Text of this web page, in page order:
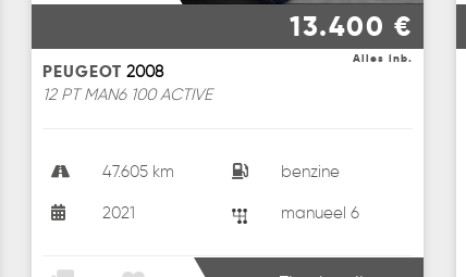
13.400 €
Alles inb.
PEUGEOT 2008
12 PT MAN6 100 ACTIVE
47.605 km benzine
2021 manueel 6